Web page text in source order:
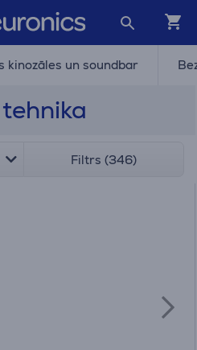
kinozāles un soundbar
Filtrs (346)